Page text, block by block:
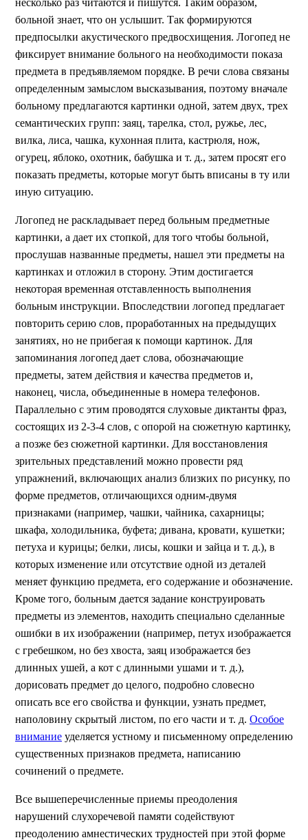
несколько раз читаются и пишутся. Таким образом,
больной знает, что он услышит. Так формируются
предпосылки акустического предвосхищения. Логопед не
фиксирует внимание больного на необходимости показа
предмета в предъявляемом порядке. В речи слова связаны
определенным замыслом высказывания, поэтому вначале
больному предлагаются картинки одной, затем двух, трех
семантических групп: заяц, тарелка, стол, ружье, лес,
вилка, лиса, чашка, кухонная плита, кастрюля, нож,
огурец, яблоко, охотник, бабушка и т. д., затем просят его
показать предметы, которые могут быть вписаны в ту или
иную ситуацию.
Логопед не раскладывает перед больным предметные
картинки, а дает их стопкой, для того чтобы больной,
прослушав названные предметы, нашел эти предметы на
картинках и отложил в сторону. Этим достигается
некоторая временная отставленность выполнения
больным инструкции. Впоследствии логопед предлагает
повторить серию слов, проработанных на предыдущих
занятиях, но не прибегая к помощи картинок. Для
запоминания логопед дает слова, обозначающие
предметы, затем действия и качества предметов и,
наконец, числа, объединенные в номера телефонов.
Параллельно с этим проводятся слуховые диктанты фраз,
состоящих из 2-3-4 слов, с опорой на сюжетную картинку,
а позже без сюжетной картинки. Для восстановления
зрительных представлений можно провести ряд
упражнений, включающих анализ близких по рисунку, по
форме предметов, отличающихся одним-двумя
признаками (например, чашки, чайника, сахарницы;
шкафа, холодильника, буфета; дивана, кровати, кушетки;
петуха и курицы; белки, лисы, кошки и зайца и т. д.), в
которых изменение или отсутствие одной из деталей
меняет функцию предмета, его содержание и обозначение.
Кроме того, больным дается задание конструировать
предметы из элементов, находить специально сделанные
ошибки в их изображении (например, петух изображается
с гребешком, но без хвоста, заяц изображается без
длинных ушей, а кот с длинными ушами и т. д.),
дорисовать предмет до целого, подробно словесно
описать все его свойства и функции, узнать предмет,
наполовину скрытый листом, по его части и т. д. Особое
внимание уделяется устному и письменному определению
существенных признаков предмета, написанию
сочинений о предмете.
Все вышеперечисленные приемы преодоления
нарушений слухоречевой памяти содействуют
преодолению амнестических трудностей при этой форме